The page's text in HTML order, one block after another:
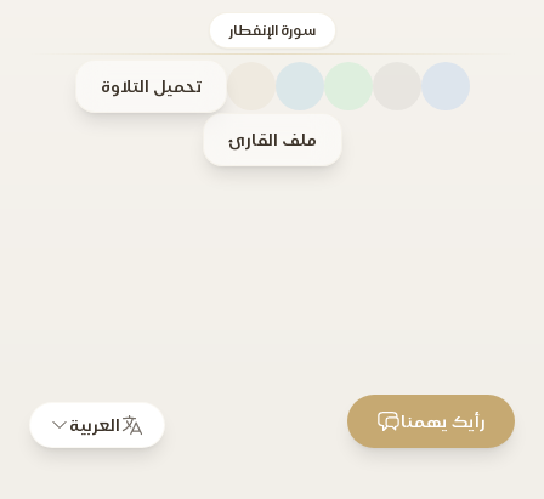
سورة الإنفطار
تحميل التلاوة
ملف القارئ
العربية رأيك يهمنا